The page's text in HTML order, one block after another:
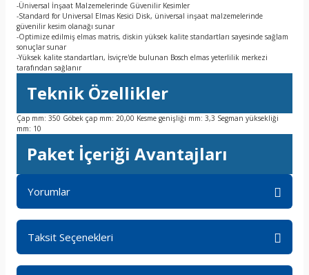
-Üniversal İnşaat Malzemelerinde Güvenilir Kesimler
-Standard for Universal Elmas Kesici Disk, üniversal inşaat malzemelerinde
güvenilir kesim olanağı sunar
-Optimize edilmiş elmas matris, diskin yüksek kalite standartları sayesinde sağlam
sonuçlar sunar
-Yüksek kalite standartları, İsviçre'de bulunan Bosch elmas yeterlilik merkezi
tarafından sağlanır
Teknik Özellikler
Çap mm: 350 Göbek çap mm: 20,00 Kesme genişliği mm: 3,3 Segman yüksekliği
mm: 10
Paket İçeriği Avantajları
Yorumlar
Taksit Seçenekleri